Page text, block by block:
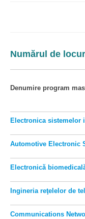
Numărul de
Denumire program
Electronica sistemelor
Automotive Electronic
Electronică
Ingineria reţelelor de
Communications